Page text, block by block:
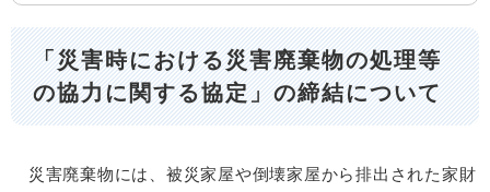
「災害時における災害廃棄物の処理等
の協力に関する協定」の締結について
災害廃棄物には、被災家屋や倒壊家屋から排出された家財